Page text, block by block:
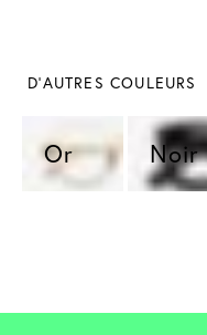
D'AUTRES COULEURS
Or Noir